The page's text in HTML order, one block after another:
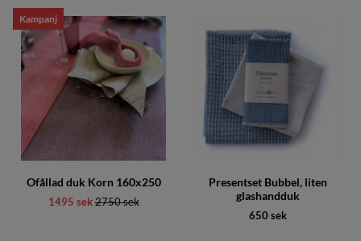
Kampanj
Ofållad duk Korn 160x250
1495 sekOrdinarie pris:
2750 sek
Presentset Bubbel, liten
glashandduk
650 sek